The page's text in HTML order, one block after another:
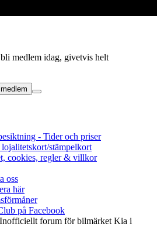
medlem idag, givetvis helt
- Tider och priser
stämpelkort
cookies, regler & villkor
oss
här
på Facebook
forum för bilmärket Kia i